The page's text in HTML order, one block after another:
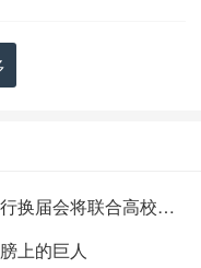
我国首个干细胞开发应用协会举行换届会将联合高校着力培训细胞行
上的巨人